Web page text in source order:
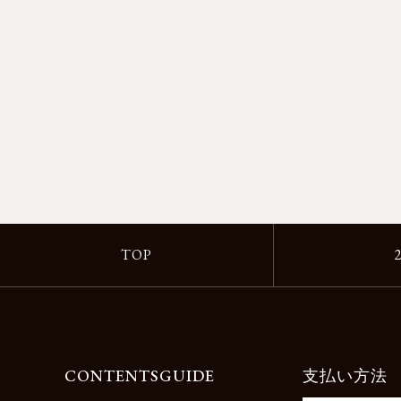
TOP
CONTENTSGUIDE 支払い方法